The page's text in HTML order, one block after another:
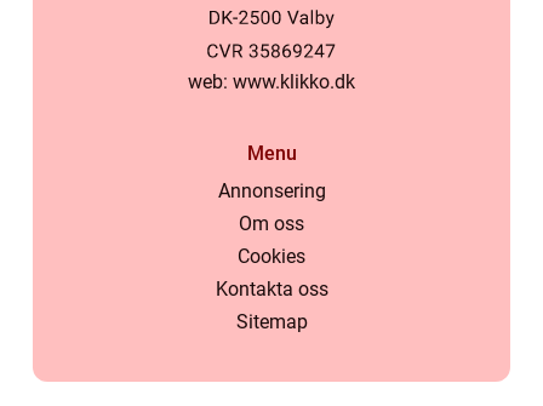
web: www.klikko.dk
Menu
Annonsering
Om oss
Cookies
Kontakta oss
Sitemap